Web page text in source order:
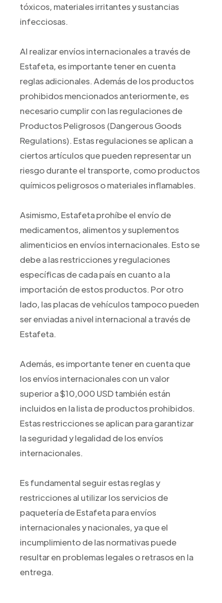
tóxicos, materiales irritantes y sustancias
infecciosas.
Al realizar envíos internacionales a través de
Estafeta, es importante tener en cuenta
reglas adicionales. Además de los productos
prohibidos mencionados anteriormente, es
necesario cumplir con las regulaciones de
Productos Peligrosos (Dangerous Goods
Regulations). Estas regulaciones se aplican a
ciertos artículos que pueden representar un
riesgo durante el transporte, como productos
químicos peligrosos o materiales inflamables.
Asimismo, Estafeta prohíbe el envío de
medicamentos, alimentos y suplementos
alimenticios en envíos internacionales. Esto se
debe a las restricciones y regulaciones
específicas de cada país en cuanto a la
importación de estos productos. Por otro
lado, las placas de vehículos tampoco pueden
ser enviadas a nivel internacional a través de
Estafeta.
Además, es importante tener en cuenta que
los envíos internacionales con un valor
superior a $10,000 USD también están
incluidos en la lista de productos prohibidos.
Estas restricciones se aplican para garantizar
la seguridad y legalidad de los envíos
internacionales.
Es fundamental seguir estas reglas y
restricciones al utilizar los servicios de
paquetería de Estafeta para envíos
internacionales y nacionales, ya que el
incumplimiento de las normativas puede
resultar en problemas legales o retrasos en la
entrega.